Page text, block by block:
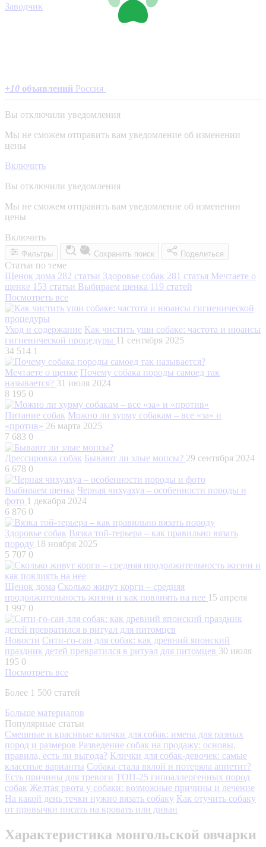
Заводчик
+10 объявлений Россия
Вы отключили уведомления
Мы не сможем отправить вам уведомление об изменении
цены
Включить
Вы отключили уведомления
Мы не сможем отправить вам уведомление об изменении
цены
Включить
Фильтры Сохранить поиск Поделиться
Статьи по теме
Щенок дома 282 статьи Здоровье собак 281 статья Мечтаете о
щенке 153 статьи Выбираем щенка 119 статей
Посмотреть все
Уход и содержание Как чистить уши собаке: частота и нюансы
гигиенической процедуры 11 сентября 2025
34 514 1
Мечтаете о щенке Почему собака породы самоед так
называется? 31 июля 2024
8 195 0
Питание собак Можно ли хурму собакам – все «за» и
«против» 26 марта 2025
7 683 0
Дрессировка собак Бывают ли злые мопсы? 29 сентября 2024
6 678 0
Выбираем щенка Черная чихуахуа – особенности породы и
фото 1 декабря 2024
6 876 0
Здоровье собак Вязка той-терьера – как правильно вязать
породу 18 ноября 2025
5 707 0
Щенок дома Сколько живут корги – средняя
продолжительность жизни и как повлиять на нее 15 апреля
1 997 0
Новости Сити-го-сан для собак: как древний японский
праздник детей превратился в ритуал для питомцев 30 июля
195 0
Посмотреть все
Более 1 500 статей
Больше материалов
Популярные статьи
Смешные и красивые клички для собак: имена для разных
пород и размеров Разведение собак на продажу: основы,
правила, есть ли выгода? Клички для собак-девочек: самые
классные варианты Собака стала вялой и потеряла аппетит?
Есть причины для тревоги ТОП-25 гипоаллергенных пород
собак Желтая рвота у собаки: возможные причины и лечение
На какой день течки нужно вязать собаку Как отучить собаку
от привычки писать на кровать или диван
Характеристика монгольской овчарки